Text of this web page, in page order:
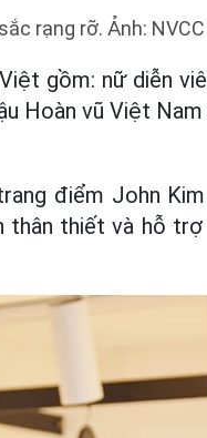
rạng rỡ. Ảnh: NVCC
gồm: nữ diễn
Hoàn vũ Việt
điểm John
thân thiết và hỗ